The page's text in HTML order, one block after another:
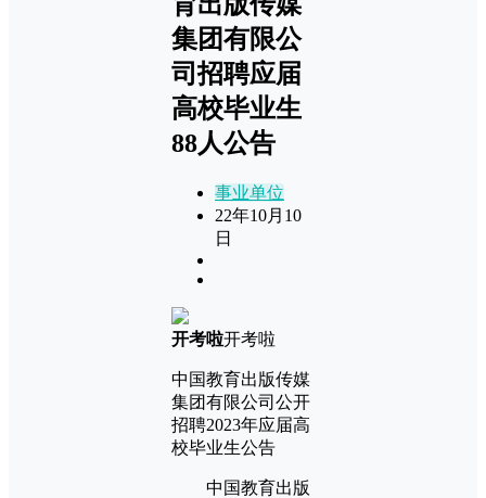
集团有限公
司招聘应届
高校毕业生
88人公告
事业单位
22年10月10
日
开考啦开考啦
中国教育出版传媒
集团有限公司公开
招聘2023年应届高
校毕业生公告
中国教育出版